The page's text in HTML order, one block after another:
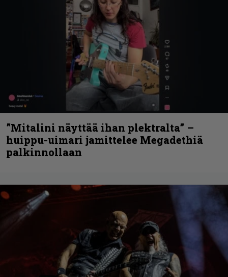
”Mitalini näyttää ihan plektralta” –
huippu-uimari jamittelee Megadethiä
palkinnollaan